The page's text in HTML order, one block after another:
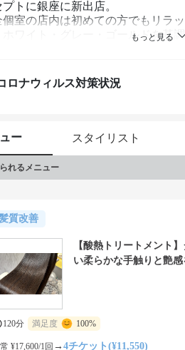
トに銀座に新出店。
室の店内は初めての方でもリラ
ワイト・グレー・ゴールドを基
ロナウィルス対策状況
ー スタイリスト
れるメニュー
質改善
【酸熱トリートメント
い柔らかな手触りと艶
120分 満足度 100%
¥17,600/1回 → 4チケット(¥11,550)